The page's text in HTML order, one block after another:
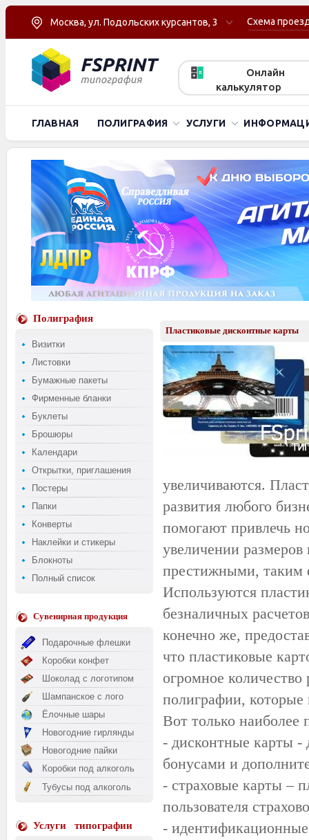
Москва, ул. Подольских курсантов, 3 Схема
Онлайн
калькулятор
ГЛАВНАЯ ПОЛИГРАФИЯ УСЛУГИ
Полиграфия
Визитки
Листовки
Бумажные пакеты
Фирменные бланки
Буклеты
Брошюры
Календари
Открытки, приглашения
Постеры
Папки
Конверты
Наклейки и стикеры
Блокноты
Полный список
Сувенирная продукция
Подарочные флешки
Коробки конфет
Шоколад с логотипом
Шампанское с лого
Ёлочные шары
Новогодние гирлянды
Новогодние пайки
Коробки под алкоголь
Тубусы под алкоголь
Услуги типографии
Пластиковые дисконтные карты
увеличиваются.
развития любого
помогают привлечь
увеличении
престижными, таким
Используются
безналичных
конечно же,
что пластиковые
огромное
полиграфии, которые
Вот только наиболее
- дисконтные карты -
бонусами и
- страховые карты –
пользователя
-